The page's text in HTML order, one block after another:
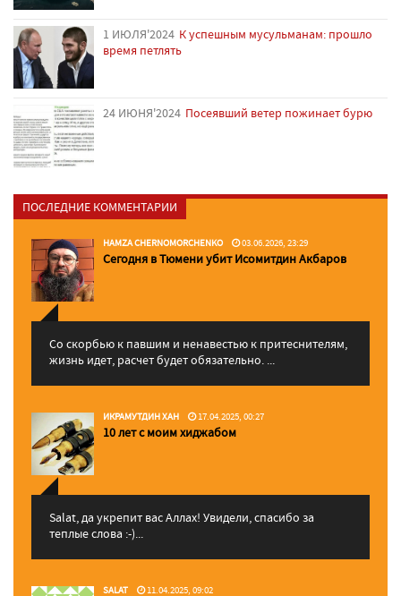
1 ИЮЛЯ'2024 К успешным мусульманам: прошло
время петлять
24 ИЮНЯ'2024 Посеявший ветер пожинает бурю
ПОСЛЕДНИЕ КОММЕНТАРИИ
HAMZA CHERNOMORCHENKO 03.06.2026, 23:29
Сегодня в Тюмени убит Исомитдин Акбаров
Со скорбью к павшим и ненавестью к притеснителям,
жизнь идет, расчет будет обязательно. ...
ИКРАМУТДИН ХАН 17.04.2025, 00:27
10 лет с моим хиджабом
Salat, да укрепит вас Аллаx! Увидели, спасибо за
теплые слова :-)...
SALAT 11.04.2025, 09:02